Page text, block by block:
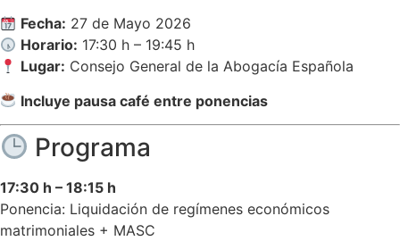
Fecha: 27 de Mayo 2026
Horario: 17:30 h – 19:45 h
Lugar: Consejo General de la Abogacía Española
Incluye pausa café entre ponencias
Programa
17:30 h – 18:15 h
Ponencia: Liquidación de regímenes económicos
matrimoniales + MASC